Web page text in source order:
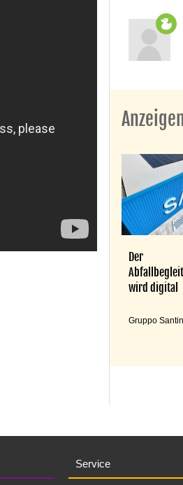
Der
wird digital
Gruppo
Service